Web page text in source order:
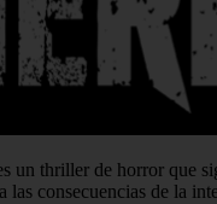
thriller de horror que
consecuencias de la